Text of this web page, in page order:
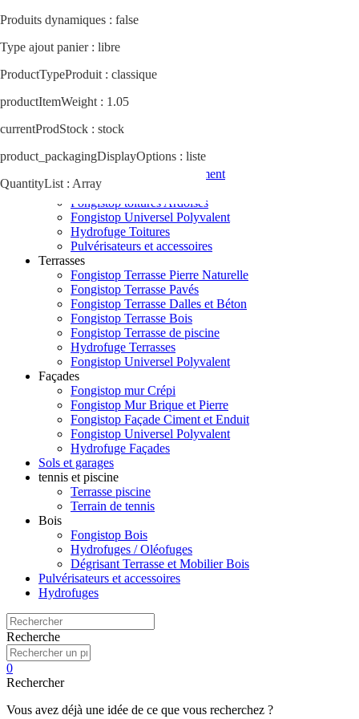
Actualités
Qui sommes nous ?
02 78 77 52 55
Menu
Toitures
Fongistop toitures Fibrociment
Fongistop toitures Tuiles
Fongistop toitures Ardoises
Fongistop Universel Polyvalent
Hydrofuge Toitures
Pulvérisateurs et accessoires
Terrasses
Fongistop Terrasse Pierre Naturelle
Fongistop Terrasse Pavés
Fongistop Terrasse Dalles et Béton
Fongistop Terrasse Bois
Fongistop Terrasse de piscine
Hydrofuge Terrasses
Fongistop Universel Polyvalent
Façades
Fongistop mur Crépi
Fongistop Mur Brique et Pierre
Fongistop Façade Ciment et Enduit
Fongistop Universel Polyvalent
Hydrofuge Façades
Sols et garages
tennis et piscine
Terrasse piscine
Terrain de tennis
Bois
Fongistop Bois
Hydrofuges / Oléofuges
Dégrisant Terrasse et Mobilier Bois
Pulvérisateurs et accessoires
Hydrofuges
Recherche
0
Rechercher
Vous avez déjà une idée de ce que vous recherchez ?
Produits dynamiques : false
Type ajout panier : libre
ProductTypeProduit : classique
productItemWeight : 1.05
currentProdStock : stock
product_packagingDisplayOptions : liste
QuantityList : Array